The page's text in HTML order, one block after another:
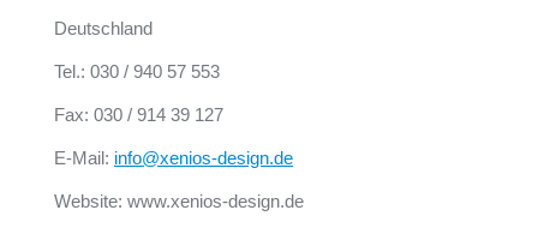
Deutschland
Tel.: 030 / 940 57 553
Fax: 030 / 914 39 127
E-Mail: info@xenios-design.de
Website: www.xenios-design.de